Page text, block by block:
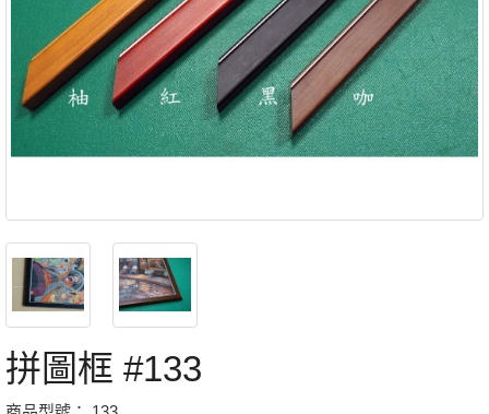
拼圖框 #133